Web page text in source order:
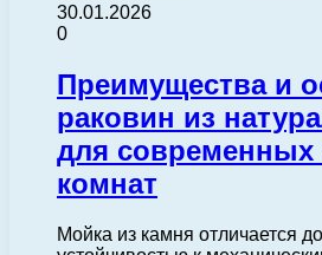
30.01.2026
0
Преимущества и
раковин из
для
комнат
Мойка из камня отличается